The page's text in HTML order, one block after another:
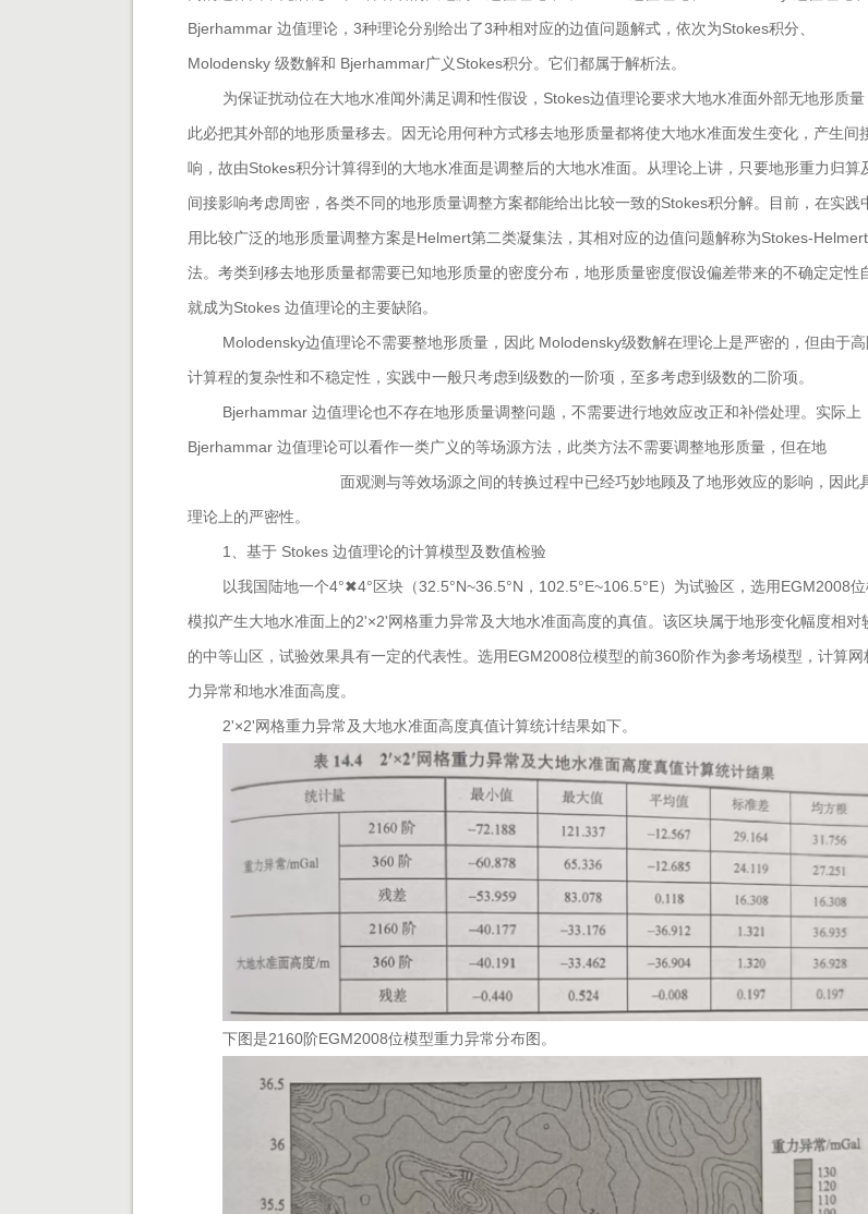
Bjerhammar 边值理论，3种理论分别给出了3种相对应的边值问题解式，依次为Stokes积分、
Molodensky 级数解和 Bjerhammar广义Stokes积分。 它们都属于解析法。
为保证扰动位在大地水准闻外满足调和性假设，Stokes边值理论要求大地水准面外部无地形质量
此必把其外部的地形质量移去。因无论用何种方式移去地形质量都将使大地水准面发生变化 ，产生间
响，故由Stokes积分计算得到的大地水准面是调整后的大地水准面。从理论上讲，只要地形重力归算
间接影响考虑周密，各类不同的地形质量调整方案都能给出比较一致的Stokes积分解。目前，在实践
用比较广泛的地形质量调整方案是Helmert第二类凝集法，其相对应的边值问题解称为Stokes-
法。考类到移去地形质量都需要已知地形质量的密度分布，地形质量密度假设偏差带来的不确定定性
就成为Stokes 边值理论的主要缺陷。
Molodensky边值理论不需要整地形质量，因此 Molodensky级数解在理论上是严密的，但由于高
计算程的复杂性和不稳定性，实践中一般只考虑到级数的一阶项，至多考虑到级数的二阶项。
Bjerhammar 边值理论也不存在地形质量调整问题，不需要进行地效应改正和补偿处理。实际上
Bjerhammar 边值理论可以看作一类广义的等场源方法，此类方法不需要调整地形质量，但
面观测与等效场源之间的转换过程中已经巧妙地顾及了地形效应的影响，因此
理论上的严密性。
1、基于 Stokes 边值理论的计算模型及数值检验
以我国陆地一个4°✖4°区块（32.5°N~36.5°N，102.5°E~106.5°E）为试验区，选用EGM2008
模拟产生大地水准面上的2'×2'网格重力异常及大地水准面高度的真值。该区块属于地形变化幅度相对
的中等山区，试验效果具有一定的代表性。选用EGM2008位模型的前360阶作为参考场模型，计算网
力异常和地水准面高度。
2'×2'网格重力异常及大地水准面高度真值计算统计结果如下。
下图是2160阶EGM2008位模型重力异常分布图。